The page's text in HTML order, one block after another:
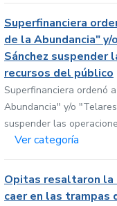
Superfinanciera
de la Abundancia"
Sánchez suspender
recursos del público
Superfinanciera ordenó
Abundancia" y/o
suspender las
Ver categoría
Opitas resaltaron la
caer en las trampas